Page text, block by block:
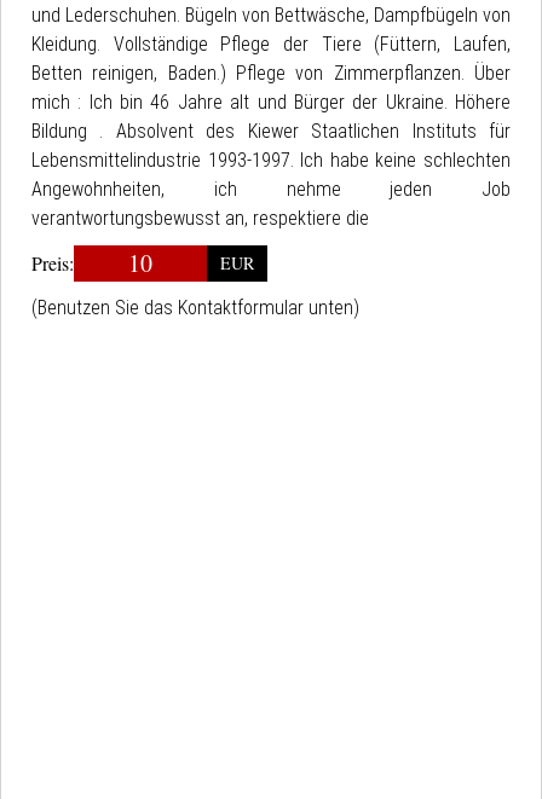
und Lederschuhen. Bügeln von Bettwäsche, Dampfbügeln von
Kleidung. Vollständige Pflege der Tiere (Füttern, Laufen,
Betten reinigen, Baden.) Pflege von Zimmerpflanzen. Über
mich : Ich bin 46 Jahre alt und Bürger der Ukraine. Höhere
Bildung . Absolvent des Kiewer Staatlichen Instituts für
Lebensmittelindustrie 1993-1997. Ich habe keine schlechten
Angewohnheiten, ich nehme jeden Job
verantwortungsbewusst an, respektiere die
Preis: 10
EUR
(Benutzen Sie das Kontaktformular unten)